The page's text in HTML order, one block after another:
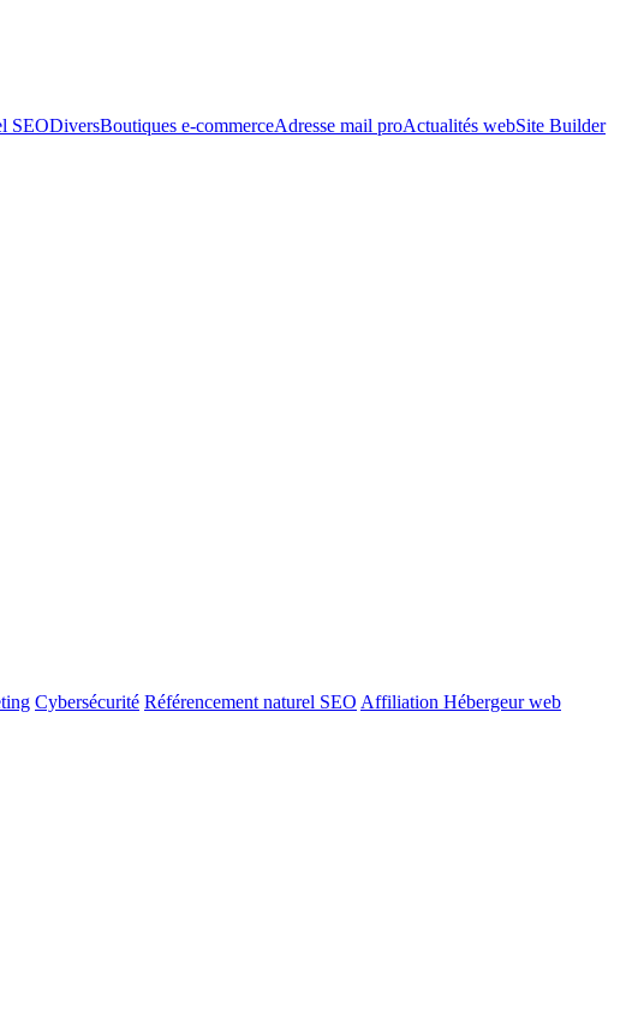
SEODiversBoutiques e-commerceAdresse mail proActualités webSite Builder
Cybersécurité Référencement naturel SEO Affiliation Hébergeur web